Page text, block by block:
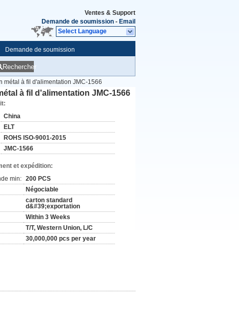
Ventes & Support
Demande de soumission - Email
Select Language
Demande de soumission
Rechercher
métal à fil d'alimentation JMC-1566
à fil d'alimentation JMC-1566
China
ELT
ROHS ISO-9001-2015
JMC-1566
et expédition:
min: 200 PCS
Négociable
carton standard
d&#39;exportation
Within 3 Weeks
T/T, Western Union, L/C
30,000,000 pcs per year